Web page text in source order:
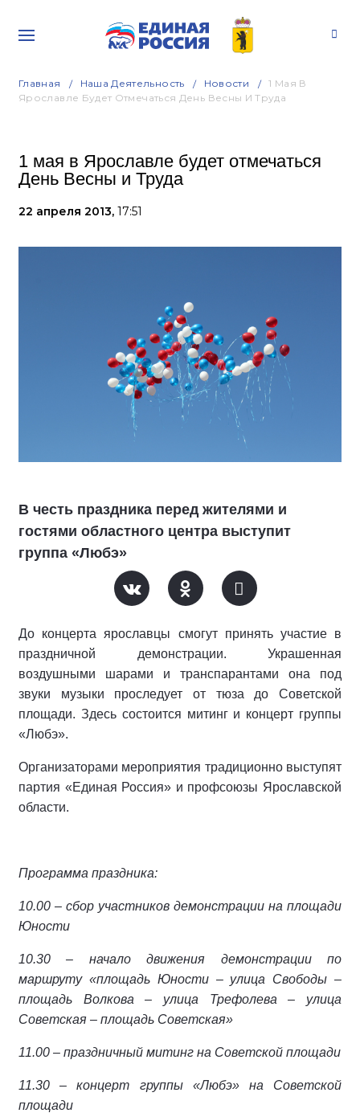
Главная Наша Деятельность Новости
1 Мая В
Ярославле Будет Отмечаться День Весны И Труда
1 мая в Ярославле будет отмечаться
День Весны и Труда
22 апреля 2013, 17:51
В честь праздника перед жителями и
гостями областного центра выступит
группа «Любэ»
До концерта ярославцы смогут принять участие в
праздничной демонстрации. Украшенная
воздушными шарами и транспарантами она под
звуки музыки проследует от тюза до Советской
площади. Здесь состоится митинг и концерт группы
«Любэ».
Организаторами мероприятия традиционно выступят
партия «Единая Россия» и профсоюзы Ярославской
области.
Программа праздника:
10.00 – сбор участников демонстрации на площади
Юности
10.30 – начало движения демонстрации по
маршруту «площадь Юности – улица Свободы –
площадь Волкова – улица Трефолева – улица
Советская – площадь Советская»
11.00 – праздничный митинг на Советской площади
11.30 – концерт группы «Любэ» на Советской
площади